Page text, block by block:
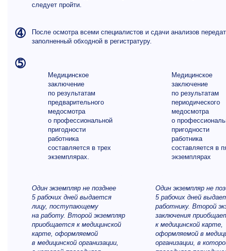
следует пройти.
➃
После осмотра всеми специалистов и сдачи анализов
заполненный обходной в регистратуру.
➄
Медицинское
заключение
по результатам
предварительного
медосмотра
о профессиональной
пригодности
работника
составляется в трех
экземплярах.
Один экземпляр не позднее
5 рабочих дней выдается
лицу, поступающему
на работу. Второй экземпляр
приобщается к медицинской
карте, оформляемой
в медицинской организации,
Медицинское
заключение
по результатам
периодического
медосмотра
о
пригодности
работника
составляется в
экземплярах
Один экземпляр не
5 рабочих дней
работнику. Второй
заключения
к медицинской карте,
оформляемой в
организации, в